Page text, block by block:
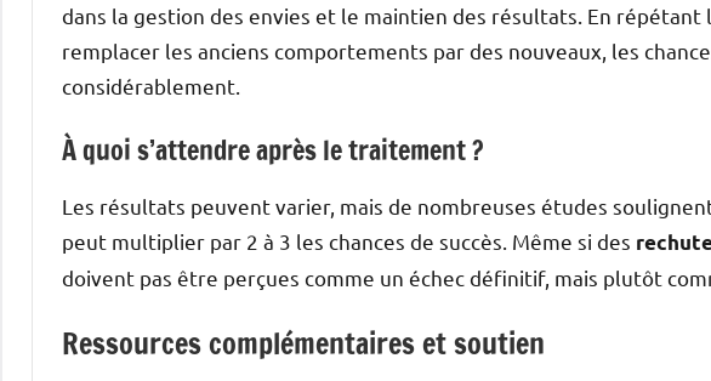
dans la gestion des envies et le maintien des résultats. En répétant
remplacer les anciens comportements par des nouveaux, les
considérablement.
À quoi s’attendre après le traitement ?
Les résultats peuvent varier, mais de nombreuses études
peut multiplier par 2 à 3 les chances de succès. Même si des
doivent pas être perçues comme un échec définitif, mais plutôt
Ressources complémentaires et soutien